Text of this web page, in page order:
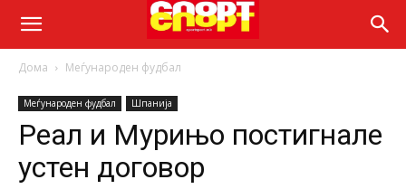
Дома Меѓународен фудбал
Меѓународен фудбал Шпанија
Реал и Мурињо постигнале
устен договор